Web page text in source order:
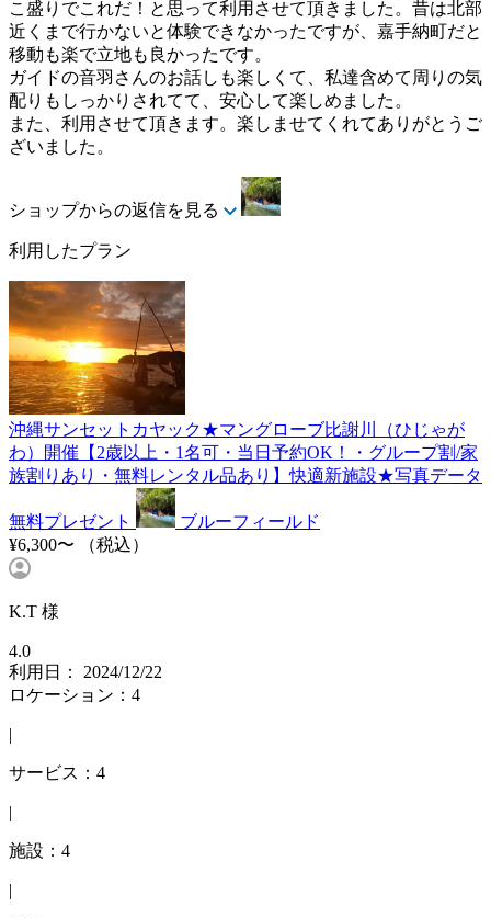
こ盛りでこれだ！と思って利用させて頂きました。昔は北部
近くまで行かないと体験できなかったですが、嘉手納町だと
移動も楽で立地も良かったです。
ガイドの音羽さんのお話しも楽しくて、私達含めて周りの気
配りもしっかりされてて、安心して楽しめました。
また、利用させて頂きます。楽しませてくれてありがとうご
ざいました。
ショップからの返信を見る
利用したプラン
沖縄サンセットカヤック★マングローブ比謝川（ひじゃが
わ）開催【2歳以上・1名可・当日予約OK！・グループ割/家
族割りあり・無料レンタル品あり】快適新施設★写真データ
無料プレゼント
ブルーフィールド
¥6,300〜
（税込）
K.T 様
4.0
利用日： 2024/12/22
ロケーション：4
|
サービス：4
|
施設：4
|